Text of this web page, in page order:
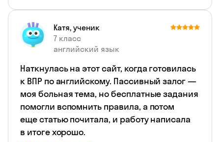
Катя, ученик
7 класс
английский язык
Наткнулась на этот сайт, когда готовилась
к ВПР по английскому. Пассивный залог —
моя больная тема, но бесплатные задания
помогли вспомнить правила, а потом
еще статью почитала, и работу написала
в итоге хорошо.